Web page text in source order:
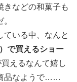
きなどの和菓子も
ている中、なんと
で買えるショー
えるなんて嬉し
品なようで……